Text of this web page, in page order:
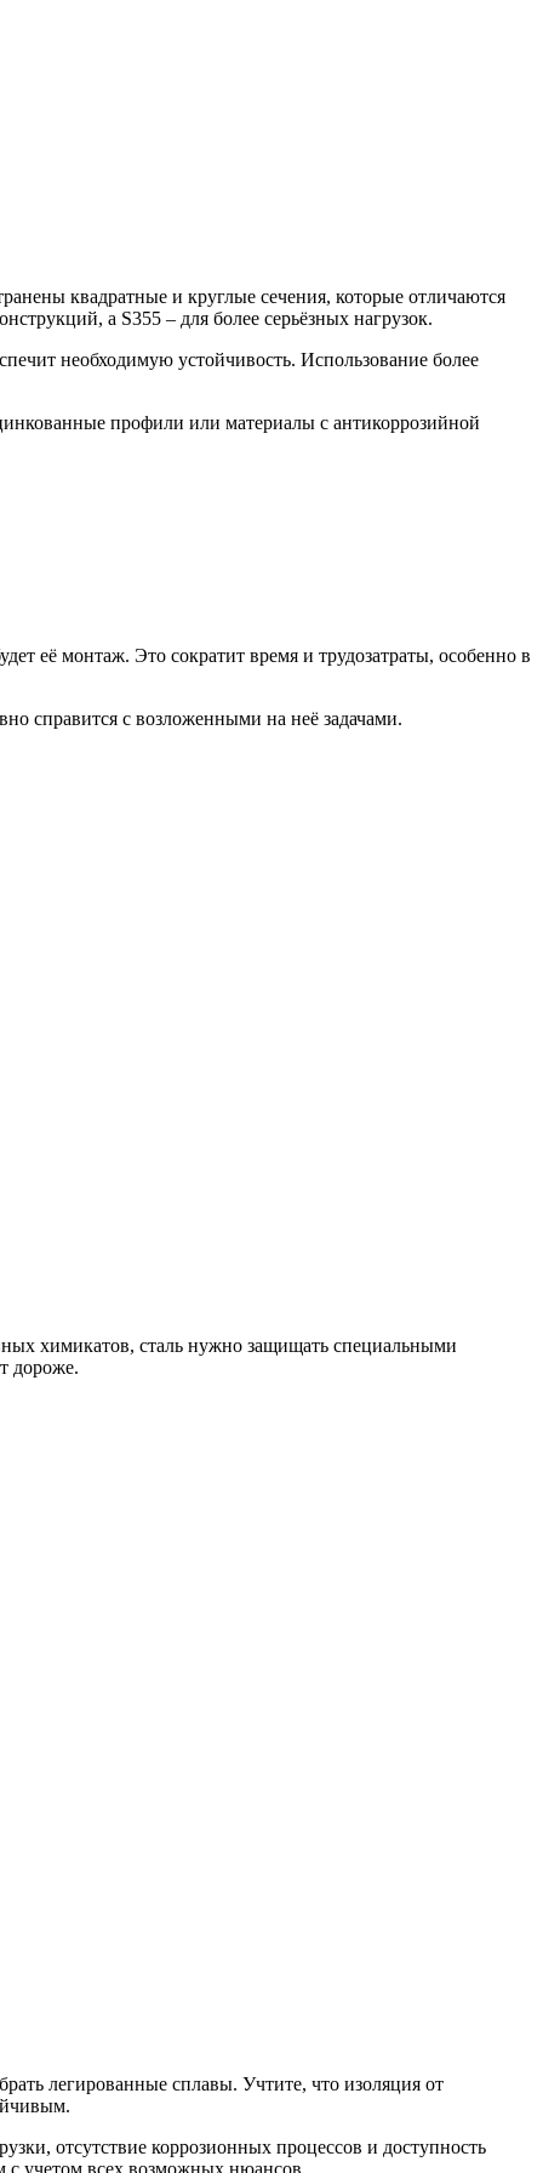
квадратные и круглые сечения, которые отличаются
а S355 – для более серьёзных нагрузок.
необходимую устойчивость. Использование более
профили или материалы с антикоррозийной
её монтаж. Это сократит время и трудозатраты, особенно в
справится с возложенными на неё задачами.
химикатов, сталь нужно защищать специальными
дороже.
легированные сплавы. Учтите, что изоляция от
отсутствие коррозионных процессов и доступность
учетом всех возможных нюансов.